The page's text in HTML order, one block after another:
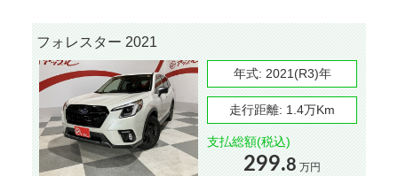
フォレスター 2021
年式: 2021(R3)年
走行距離: 1.4万Km
支払総額(税込)
299.8 万円